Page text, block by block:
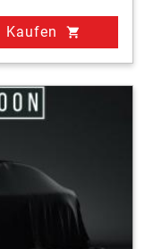
Kaufen shopping_cart